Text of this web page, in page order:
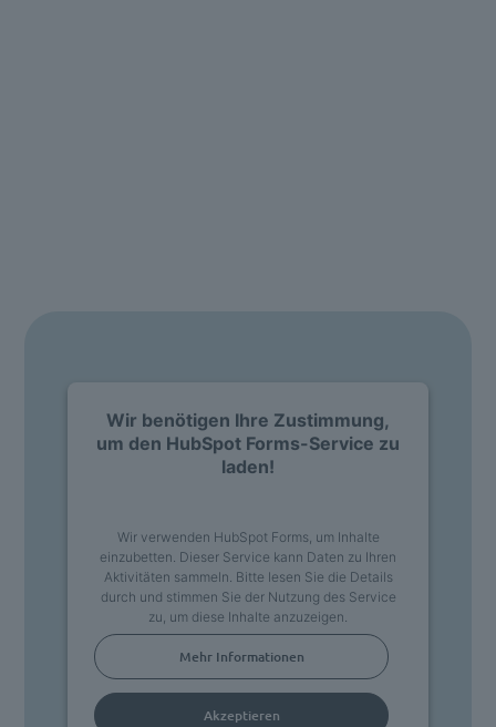
Wir benötigen Ihre Zustimmung,
um den HubSpot Forms-Service zu
laden!
Wir verwenden HubSpot Forms, um Inhalte
einzubetten. Dieser Service kann Daten zu Ihren
Aktivitäten sammeln. Bitte lesen Sie die Details
durch und stimmen Sie der Nutzung des Service
zu, um diese Inhalte anzuzeigen.
Mehr Informationen
Akzeptieren